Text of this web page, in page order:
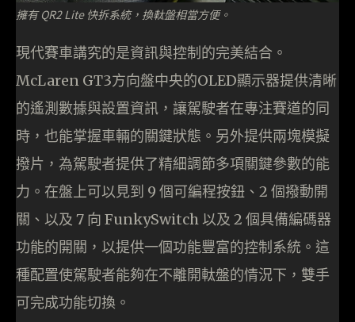
擁有 QR2 Lite 快拆系統，換軚盤相當方便。
現代賽車講究的是資訊與控制的完美結合。
McLaren GT3方向盤中央的OLED顯示器提供清晰
的遙測數據與設置資訊，讓駕駛者在專注賽道的同
時，也能掌握車輛的關鍵狀態。另外提供兩塊模擬
撥片，為駕駛者提供了精細調節多項關鍵參數的能
力。在盤上可以見到 9 個可編程按鈕、2 個撥動開
關、以及 7 向 FunkySwitch 以及 2 個具備編碼器
功能的開關，以提供一個功能豐富的控制系統。這
種配置使駕駛者能夠在不離開軚盤的情況下，雙手
可完成功能切換。